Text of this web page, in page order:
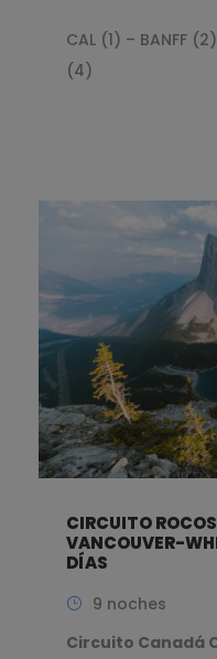
CAL (1) – BANFF
(4)
CIRCUITO
VANCOUVER-
DÍAS
9 noches
Circuito Canadá